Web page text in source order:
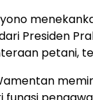
Presiden
petani,